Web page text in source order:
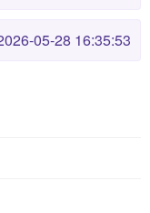
05-28 16:35:53